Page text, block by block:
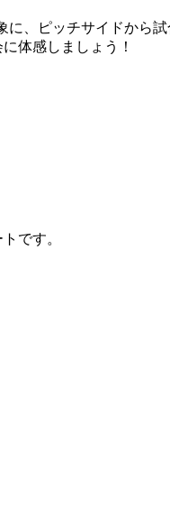
、ピッチサイドから試
体感しましょう！
です。